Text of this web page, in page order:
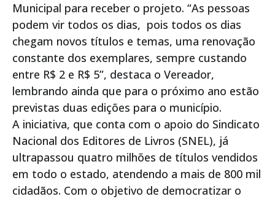
Municipal para receber o projeto. “As pessoas
podem vir todos os dias, pois todos os dias
chegam novos títulos e temas, uma renovação
constante dos exemplares, sempre custando
entre R$ 2 e R$ 5”, destaca o Vereador,
lembrando ainda que para o próximo ano estão
previstas duas edições para o município.
A iniciativa, que conta com o apoio do Sindicato
Nacional dos Editores de Livros (SNEL), já
ultrapassou quatro milhões de títulos vendidos
em todo o estado, atendendo a mais de 800 mil
cidadãos. Com o objetivo de democratizar o